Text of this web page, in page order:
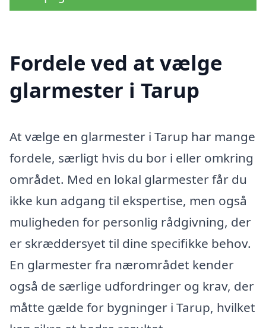
Fordele ved at vælge
glarmester i Tarup
At vælge en glarmester i Tarup har mange
fordele, særligt hvis du bor i eller omkring
området. Med en lokal glarmester får du
ikke kun adgang til ekspertise, men også
muligheden for personlig rådgivning, der
er skræddersyet til dine specifikke behov.
En glarmester fra nærområdet kender
også de særlige udfordringer og krav, der
måtte gælde for bygninger i Tarup, hvilket